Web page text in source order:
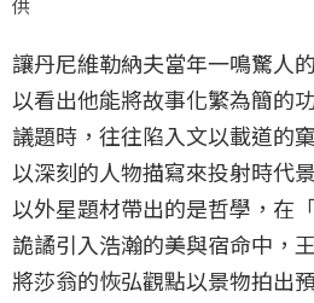
供
讓丹尼維勒納夫當年一鳴驚人
以看出他能將故事化繁為簡的
議題時，往往陷入文以載道的
以深刻的人物描寫來投射時代
以外星題材帶出的是哲學，在
詭譎引入浩瀚的美與宿命中，
將莎翁的恢弘觀點以景物拍出